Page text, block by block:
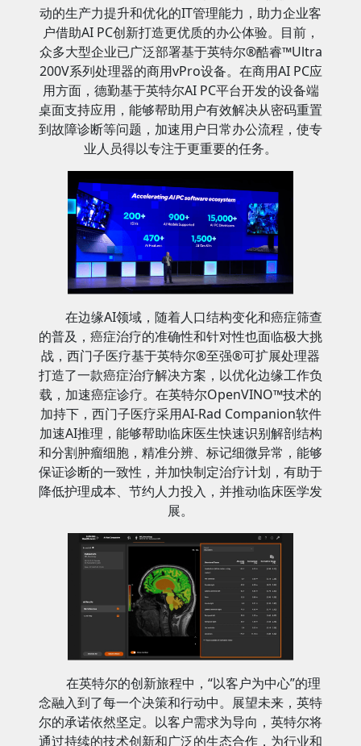
动的生产力提升和优化的IT管理能力，助力企业客
户借助AI PC创新打造更优质的办公体验。目前，
众多大型企业已广泛部署基于英特尔®酷睿™Ultra
200V系列处理器的商用vPro设备。在商用AI PC应
用方面，德勤基于英特尔AI PC平台开发的设备端
桌面支持应用，能够帮助用户有效解决从密码重置
到故障诊断等问题，加速用户日常办公流程，使专
业人员得以专注于更重要的任务。
在边缘AI领域，随着人口结构变化和癌症筛查
的普及，癌症治疗的准确性和针对性也面临极大挑
战，西门子医疗基于英特尔®至强®可扩展处理器
打造了一款癌症治疗解决方案，以优化边缘工作负
载，加速癌症诊疗。在英特尔OpenVINO™技术的
加持下，西门子医疗采用AI-Rad Companion软件
加速AI推理，能够帮助临床医生快速识别解剖结构
和分割肿瘤细胞，精准分辨、标记细微异常，能够
保证诊断的一致性，并加快制定治疗计划，有助于
降低护理成本、节约人力投入，并推动临床医学发
展。
在英特尔的创新旅程中，“以客户为中心”的理
念融入到了每一个决策和行动中。展望未来，英特
尔的承诺依然坚定。以客户需求为导向，英特尔将
通过持续的技术创新和广泛的生态合作，为行业和